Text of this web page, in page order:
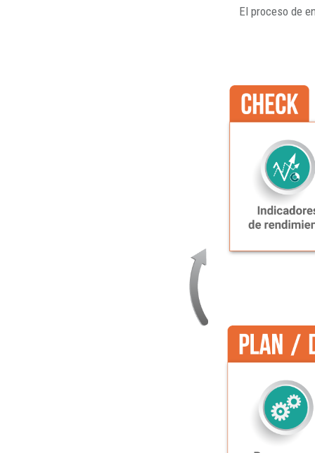
El proceso de